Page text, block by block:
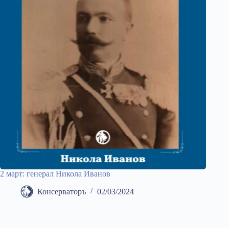
2 март: генерал Никола Иванов
Консерваторъ 02/03/2024